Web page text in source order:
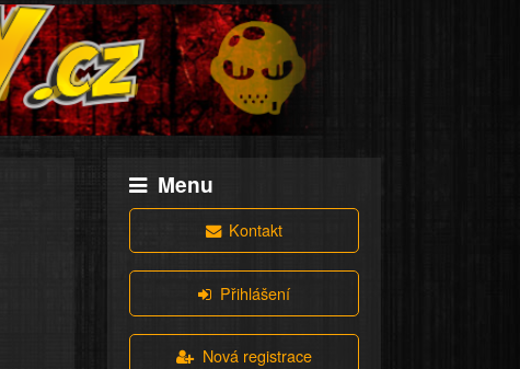
Menu
Kontakt
Přihlášení
Nová registrace